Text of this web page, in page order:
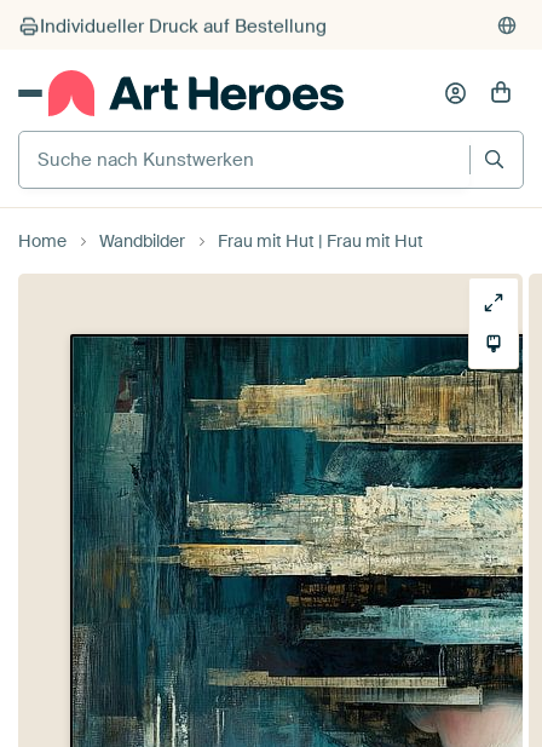
Individueller Druck auf Bestellung
Suche nach Kunstwerken
Home Wandbilder Frau mit Hut | Frau mit Hut